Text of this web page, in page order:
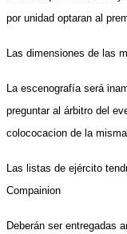
por unidad optaran al
Las dimensiones de las
La escenografía será
preguntar al árbitro del
colococacion de la
Las listas de ejército
Compainion
Deberán ser entregadas